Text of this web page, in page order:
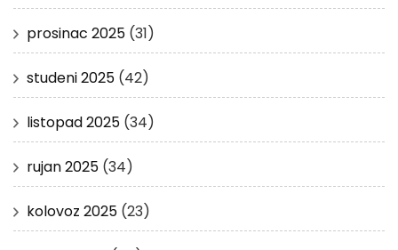
prosinac 2025 (31)
studeni 2025 (42)
listopad 2025 (34)
rujan 2025 (34)
kolovoz 2025 (23)